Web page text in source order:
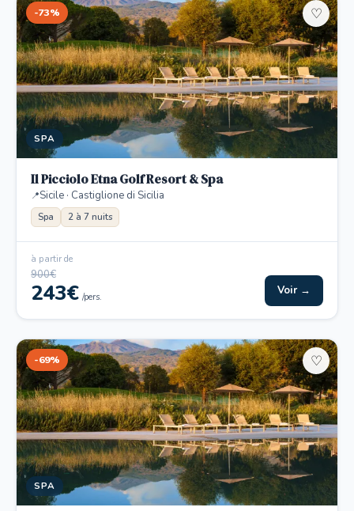
-73%
SPA
♡
Il Picciolo Etna Golf Resort & Spa
Sicile · Castiglione di Sicilia
Spa 2 à 7 nuits
à partir de
900€
243€ /pers. Voir →
-69%
SPA
♡